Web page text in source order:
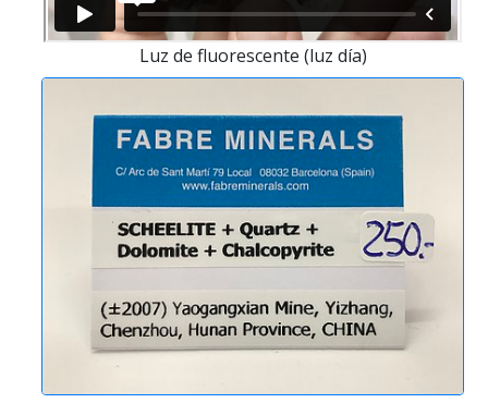
Luz de fluorescente (luz día)